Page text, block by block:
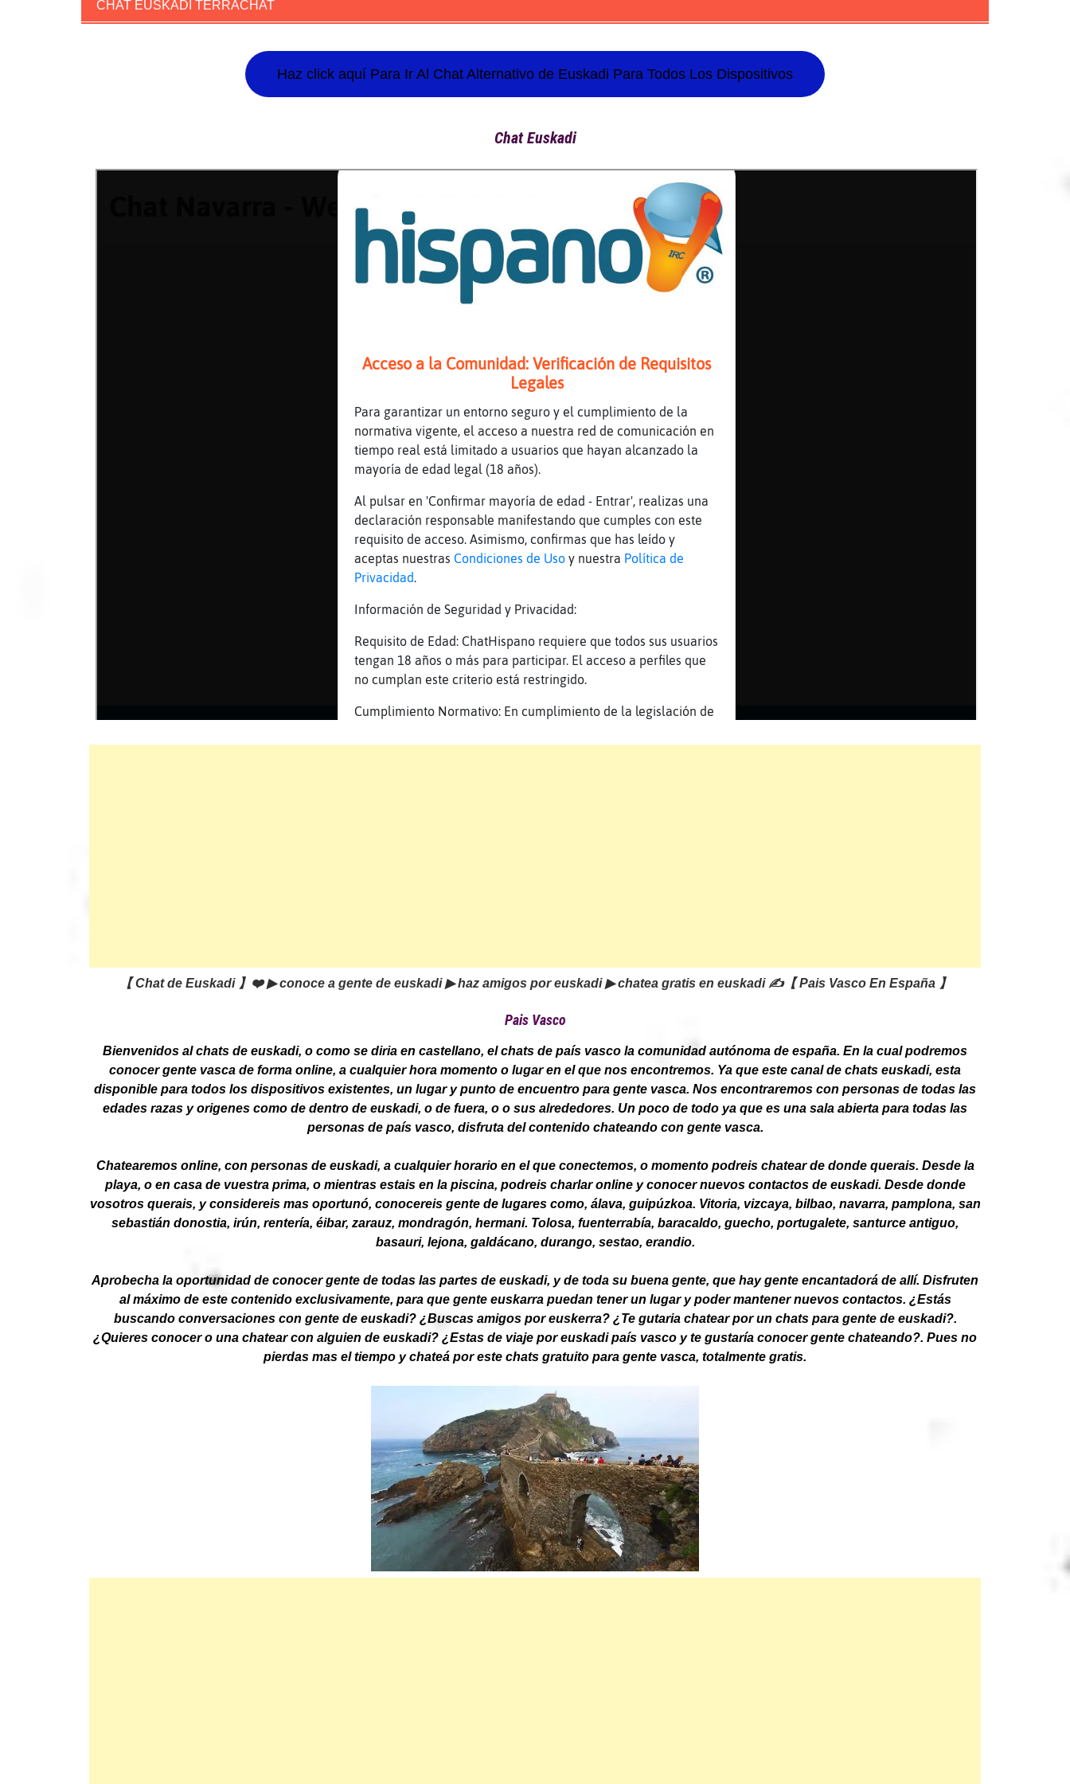
CHAT EUSKADI TERRACHAT
Haz click aquí Para Ir Al Chat Alternativo de Euskadi Para Todos Los Dispositivos
Chat Euskadi
【 Chat de Euskadi 】❤️ ▶ conoce a gente de euskadi ▶ haz amigos por euskadi ▶ chatea gratis en euskadi ✍️【 Pais Vasco En España 】
Pais Vasco
Bienvenidos al chats de euskadi, o como se diria en castellano, el chats de país vasco la comunidad autónoma de españa. En la cual podremos
conocer gente vasca de forma online, a cualquier hora momento o lugar en el que nos encontremos. Ya que este canal de chats euskadi, esta
disponible para todos los dispositivos existentes, un lugar y punto de encuentro para gente vasca. Nos encontraremos con personas de todas las
edades razas y origenes como de dentro de euskadi, o de fuera, o o sus alrededores. Un poco de todo ya que es una sala abierta para todas las
personas de país vasco, disfruta del contenido chateando con gente vasca.
Chatearemos online, con personas de euskadi, a cualquier horario en el que conectemos, o momento podreis chatear de donde querais. Desde la
playa, o en casa de vuestra prima, o mientras estais en la piscina, podreis charlar online y conocer nuevos contactos de euskadi. Desde donde
vosotros querais, y considereis mas oportunó, conocereis gente de lugares como, álava, guipúzkoa. Vitoria, vizcaya, bilbao, navarra, pamplona, san
sebastián donostia, irún, rentería, éibar, zarauz, mondragón, hermani. Tolosa, fuenterrabía, baracaldo, guecho, portugalete, santurce antiguo,
basauri, lejona, galdácano, durango, sestao, erandio.
Aprobecha la oportunidad de conocer gente de todas las partes de euskadi, y de toda su buena gente, que hay gente encantadorá de allí. Disfruten
al máximo de este contenido exclusivamente, para que gente euskarra puedan tener un lugar y poder mantener nuevos contactos. ¿Estás
buscando conversaciones con gente de euskadi? ¿Buscas amigos por euskerra? ¿Te gutaria chatear por un chats para gente de euskadi?.
¿Quieres conocer o una chatear con alguien de euskadi? ¿Estas de viaje por euskadi país vasco y te gustaría conocer gente chateando?. Pues no
pierdas mas el tiempo y chateá por este chats gratuito para gente vasca, totalmente gratis.